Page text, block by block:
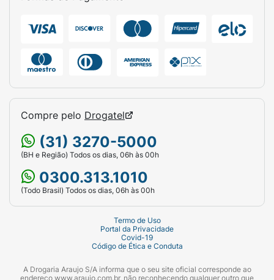
Compre pelo Drogatel
(31) 3270-5000
(BH e Região) Todos os dias, 06h às 00h
0300.313.1010
(Todo Brasil) Todos os dias, 06h às 00h
Termo de Uso
Portal da Privacidade
Covid-19
Código de Ética e Conduta
A Drogaria Araujo S/A informa que o seu site oficial corresponde ao
endereço www.araujo.com.br, não reconhecendo qualquer outro que